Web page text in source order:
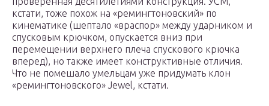
кстати, тоже похож на «ремингтоновский» по
кинематике (шептало «враспор» между ударником и
спусковым крючком, опускается вниз при
перемещении верхнего плеча спускового крючка
вперед), но также имеет конструктивные отличия.
Что не помешало умельцам уже придумать клон
«ремингтоновского» Jewel, кстати.